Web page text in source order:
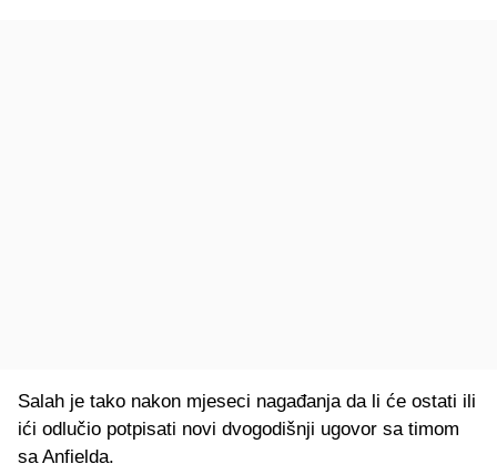
Salah je tako nakon mjeseci nagađanja da li će ostati ili
ići odlučio potpisati novi dvogodišnji ugovor sa timom
sa Anfielda.